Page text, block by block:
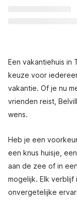
Een vakantiehuis in
keuze voor
vakantie. Of je nu
vrienden reist,
wens.
Heb je een
een knus huisje,
aan de zee of in
mogelijk. Elk
onvergetelijke